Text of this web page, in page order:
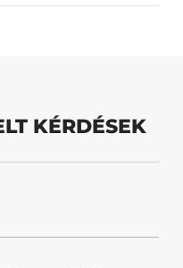
KÉRDÉSEK